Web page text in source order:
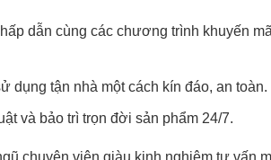
dẫn cùng các chương trình khuyến
dụng tận nhà một cách kín đáo, an toàn.
và bảo trì trọn đời sản phẩm 24/7.
chuyên viên giàu kinh nghiệm tư vấn